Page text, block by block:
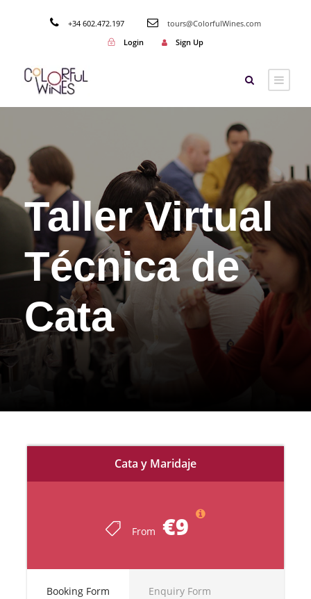
+34 602.472.197
tours@ColorfulWines.com
Login
Sign Up
Taller Virtual
Técnica de
Cata
Cata y Maridaje
From €9
Booking Form Enquiry Form